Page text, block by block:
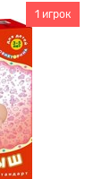
1 игрок